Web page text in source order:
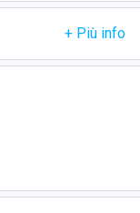
+ Più info